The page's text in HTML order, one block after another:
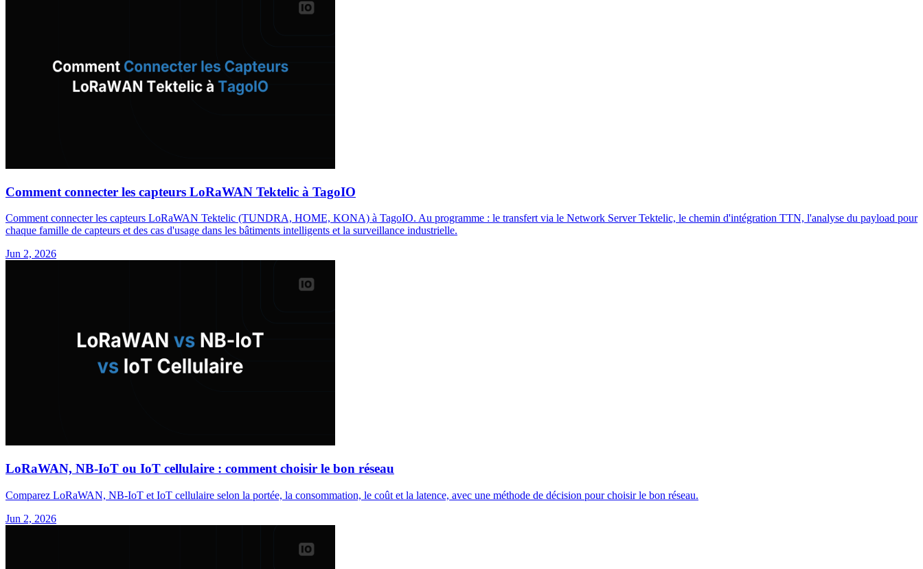
Comment connecter les capteurs LoRaWAN Tektelic à TagoIO
Comment connecter les capteurs LoRaWAN Tektelic (TUNDRA, HOME, KONA) à TagoIO. Au programme : le transfert via le Network Server Tektelic, le chemin d'intégration TTN, l'analyse du payload pour
chaque famille de capteurs et des cas d'usage dans les bâtiments intelligents et la surveillance industrielle.
Jun 2, 2026
LoRaWAN, NB-IoT ou IoT cellulaire : comment choisir le bon réseau
Comparez LoRaWAN, NB-IoT et IoT cellulaire selon la portée, la consommation, le coût et la latence, avec une méthode de décision pour choisir le bon réseau.
Jun 2, 2026